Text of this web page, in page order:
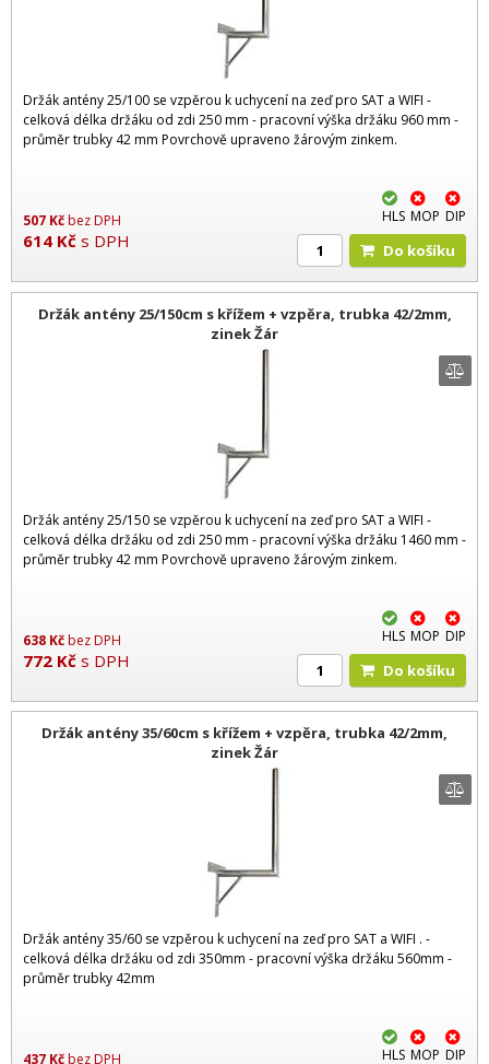
Držák antény 25/100 se vzpěrou k uchycení na zeď pro SAT a WIFI -
celková délka držáku od zdi 250 mm - pracovní výška držáku 960 mm -
průměr trubky 42 mm Povrchově upraveno žárovým zinkem.
507 Kčbez DPH
614 Kč s DPH
HLS MOP DIP
Do košíku
Držák antény 25/150cm s křížem + vzpěra, trubka 42/2mm,
zinek Žár
Držák antény 25/150 se vzpěrou k uchycení na zeď pro SAT a WIFI -
celková délka držáku od zdi 250 mm - pracovní výška držáku 1460 mm -
průměr trubky 42 mm Povrchově upraveno žárovým zinkem.
638 Kčbez DPH
772 Kč s DPH
HLS MOP DIP
Do košíku
Držák antény 35/60cm s křížem + vzpěra, trubka 42/2mm,
zinek Žár
Držák antény 35/60 se vzpěrou k uchycení na zeď pro SAT a WIFI . -
celková délka držáku od zdi 350mm - pracovní výška držáku 560mm -
průměr trubky 42mm
437 Kčbez DPH HLS MOP DIP